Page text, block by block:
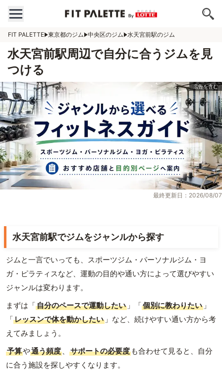
FIT PALETTE 東京都のジム 中央区のジム 水天宮前駅のジム
水天宮前駅周辺で自分に合うジムを見
つける
最終更新日：2026/08/07
水天宮前駅でジムをジャンルから探す
ジムと一言でいっても、スポーツジム・パーソナルジム・ヨ
ガ・ピラティスなど、運動の目的や通い方によって選びやすい
ジャンルは変わります。
まずは「自分のペースで運動したい 」「個別に教わりたい 」
「レッスンで体を動かしたい 」など、続けやすい通い方から考
えてみましょう。
予算や通う頻度 、 サポートの必要度 も合わせて見ると、自分
に合う施設を探しやすくなります。